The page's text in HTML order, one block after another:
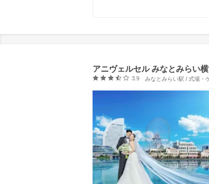
アニヴェルセル みなとみらい
口コミ評価
3.9 みなとみらい駅 / 式場・